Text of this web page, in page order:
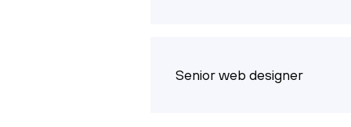
Senior web designer